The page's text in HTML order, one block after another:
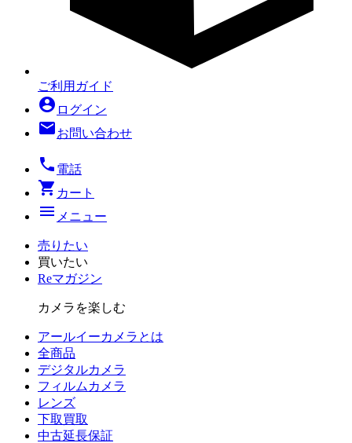
ご利用ガイド
account_circle ログイン
mailお問い合わせ
local_phone 電話
shopping_cart カート
menu メニュー
売りたい
買いたい
Reマガジン
カメラを楽しむ
アールイーカメラとは
全商品
デジタルカメラ
フィルム カメラ
レンズ
下取買取
中古延長保証